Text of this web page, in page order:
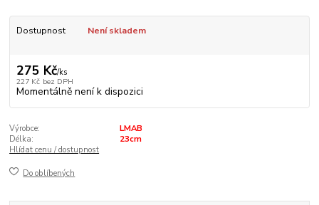
Dostupnost Není skladem
275 Kč/ks
227 Kč bez DPH
Momentálně není k dispozici
Výrobce:
LMAB
Délka:
23cm
Hlídat cenu / dostupnost
Do oblíbených